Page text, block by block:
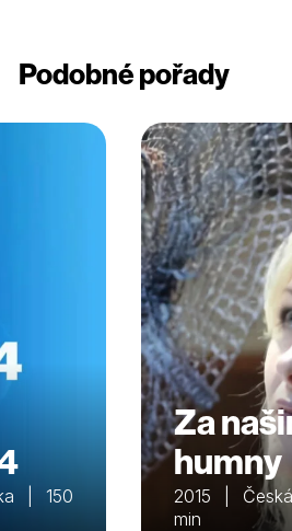
Podobné pořady
| 150
Za
humny
2015 |
min